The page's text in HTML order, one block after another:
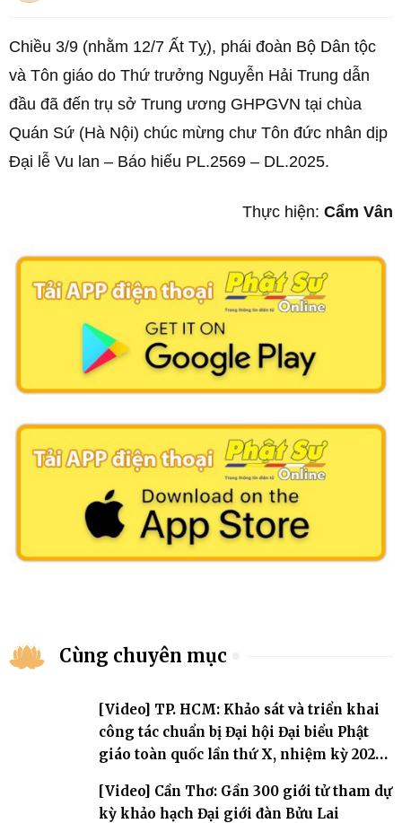
Chiều 3/9 (nhằm 12/7 Ất Tỵ), phái đoàn Bộ Dân tộc
và Tôn giáo do Thứ trưởng Nguyễn Hải Trung dẫn
đầu đã đến trụ sở Trung ương GHPGVN tại chùa
Quán Sứ (Hà Nội) chúc mừng chư Tôn đức nhân dịp
Đại lễ Vu lan – Báo hiếu PL.2569 – DL.2025.
Thực hiện: Cẩm Vân
Cùng chuyên mục
[Video] TP. HCM: Khảo sát và triển khai
công tác chuẩn bị Đại hội Đại biểu Phật
giáo toàn quốc lần thứ X, nhiệm kỳ 2026-
[Video] Cần Thơ: Gần 300 giới tử tham dự
kỳ khảo hạch Đại giới đàn Bửu Lai